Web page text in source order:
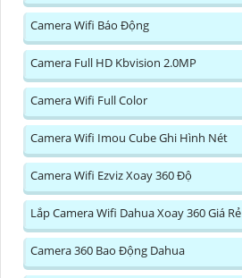
Camera Wifi Báo Động
Camera Full HD Kbvision 2.0MP
Camera Wifi Full Color
Camera Wifi Imou Cube Ghi Hình Nét
Camera Wifi Ezviz Xoay 360 Độ
Lắp Camera Wifi Dahua Xoay 360 Giá Rẻ
Camera 360 Bao Động Dahua